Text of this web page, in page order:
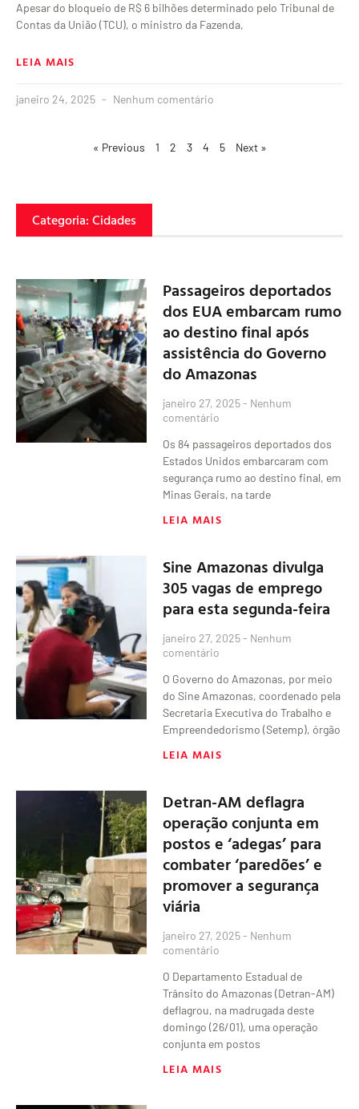
Apesar do bloqueio de R$ 6 bilhões determinado pelo Tribunal de
Contas da União (TCU), o ministro da Fazenda,
LEIA MAIS
janeiro 24, 2025 Nenhum comentário
« Previous 1 2 3 4 5 Next »
Categoria: Cidades
Passageiros deportados
dos EUA embarcam rumo
ao destino final após
assistência do Governo
do Amazonas
janeiro 27, 2025 Nenhum
comentário
Os 84 passageiros deportados dos
Estados Unidos embarcaram com
segurança rumo ao destino final, em
Minas Gerais, na tarde
LEIA MAIS
Sine Amazonas divulga
305 vagas de emprego
para esta segunda-feira
janeiro 27, 2025 Nenhum
comentário
O Governo do Amazonas, por meio
do Sine Amazonas, coordenado pela
Secretaria Executiva do Trabalho e
Empreendedorismo (Setemp), órgão
LEIA MAIS
Detran-AM deflagra
operação conjunta em
postos e ‘adegas’ para
combater ‘paredões’ e
promover a segurança
viária
janeiro 27, 2025 Nenhum
comentário
O Departamento Estadual de
Trânsito do Amazonas (Detran-AM)
deflagrou, na madrugada deste
domingo (26/01), uma operação
conjunta em postos
LEIA MAIS